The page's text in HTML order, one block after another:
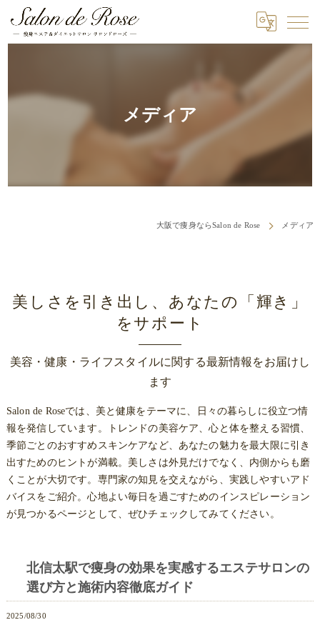
メディア
大阪で痩身ならSalon de Rose メディア
美しさを引き出し、あなたの「輝き」
をサポート
美容・健康・ライフスタイルに関する最新情報をお届けし
ます
Salon de Roseでは、美と健康をテーマに、日々の暮らしに役立つ情
報を発信しています。トレンドの美容ケア、心と体を整える習慣、
季節ごとのおすすめスキンケアなど、あなたの魅力を最大限に引き
出すためのヒントが満載。美しさは外見だけでなく、内側からも磨
くことが大切です。専門家の知見を交えながら、実践しやすいアド
バイスをご紹介。心地よい毎日を過ごすためのインスピレーション
が見つかるページとして、ぜひチェックしてみてください。
北信太駅で痩身の効果を実感するエステサロンの
選び方と施術内容徹底ガイド
2025/08/30